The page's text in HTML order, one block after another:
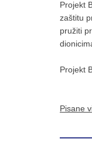
Projekt
zaštitu
pružiti
Projekt
Pisane